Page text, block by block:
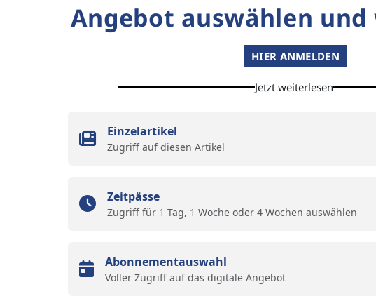
Angebot auswählen
HIER ANMELDEN
Jetzt weiterlesen
Einzelartikel
Zugriff auf diesen Artikel
Zeitpässe
Zugriff für 1 Tag, 1 Woche oder 4 Wochen auswählen
Abonnementauswahl
Voller Zugriff auf das digitale Angebot